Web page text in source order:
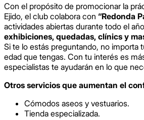
Con el propósito de promocionar la
Ejido, el club colabora con “Redonda
actividades abiertas durante todo el
exhibiciones, quedadas, clínics y
Si te lo estás preguntando, no importa
edad que tengas. Con tu interés es
especialistas te ayudarán en lo que
Otros servicios que aumentan el
Cómodos aseos y vestuarios.
Tienda especializada.